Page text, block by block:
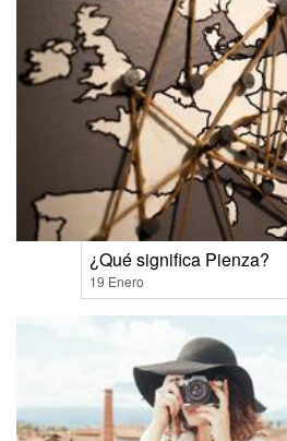
¿Qué significa Pienza?
19 Enero